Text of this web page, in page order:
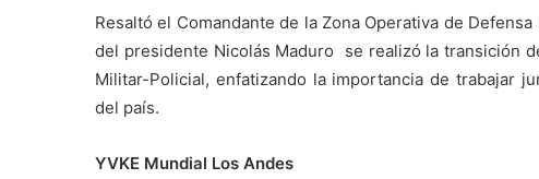
Resaltó el Comandante de la Zona Operativa de
del presidente Nicolás Maduro se realizó la transición
Militar-Policial, enfatizando la importancia de trabajar
del país.
YVKE Mundial Los Andes